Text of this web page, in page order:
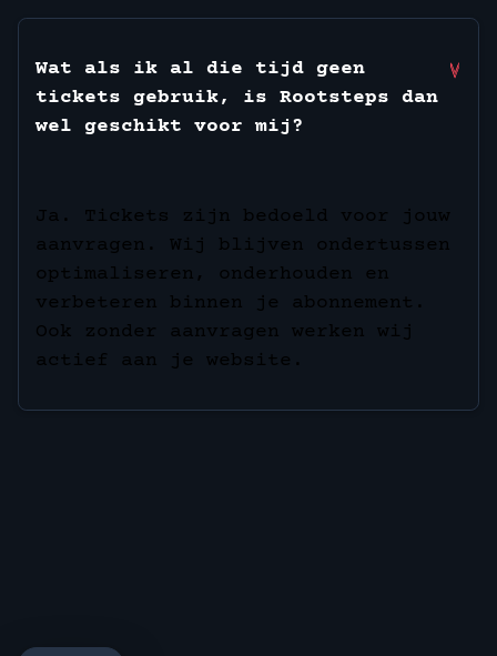
Wat als ik al die tijd geen
tickets gebruik, is Rootsteps dan
wel geschikt voor mij?
Ja. Tickets zijn bedoeld voor jouw
aanvragen. Wij blijven ondertussen
optimaliseren, onderhouden en
verbeteren binnen je abonnement.
Ook zonder aanvragen werken wij
actief aan je website.